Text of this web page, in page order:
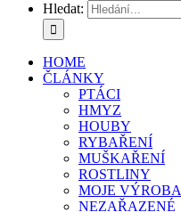
Hledat:
HOME
ČLÁNKY
PTÁCI
HMYZ
HOUBY
RYBAŘENÍ
MUŠKAŘENÍ
ROSTLINY
MOJE VÝROBA
NEZAŘAZENÉ